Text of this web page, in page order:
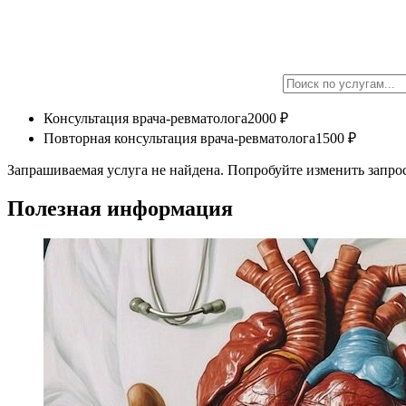
Консультация врача-ревматолога2000 ₽
Повторная консультация врача-ревматолога1500 ₽
Запрашиваемая услуга не найдена. Попробуйте изменить
Полезная информация